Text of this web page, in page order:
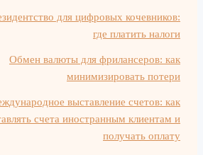
для цифровых кочевников:
где платить налоги
Обмен валюты для фрилансеров: как
минимизировать потери
выставление счетов: как
счета иностранным клиентам и
получать оплату